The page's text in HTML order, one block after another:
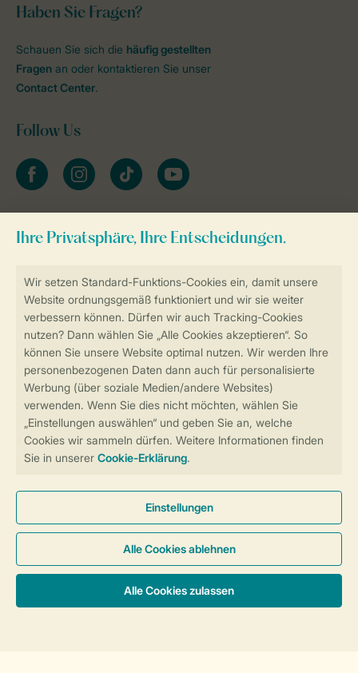
Weitere Informationen und Einstellungen
Sicher und schnell zur Online-Buchung
Sichere Datenübertragung
Sicheres Bezahlen
Haben Sie Fragen?
Schauen Sie sich die häufig gestellten
Fragen an oder kontaktieren Sie unser
Contact Center.
Follow Us
facebookinstagramtiktok youtube
Zum Newsletter anmelden